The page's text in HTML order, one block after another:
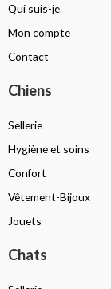
Qui suis-je
Mon compte
Contact
Chiens
Sellerie
Hygiène et soins
Confort
Vêtement-Bijoux
Jouets
Chats